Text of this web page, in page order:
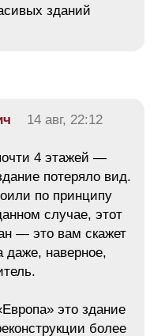
зданий
14 авг, 22:12
4 этажей —
потеряло вид.
по принципу
случае, этот
— это вам скажет
даже, наверное,
это здание
более